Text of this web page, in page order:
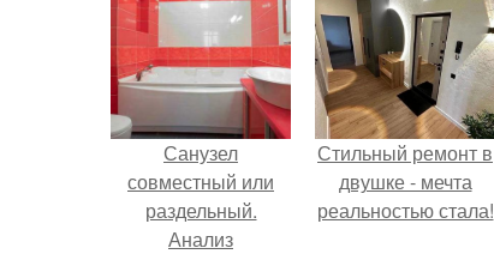
Санузел
совместный или
раздельный.
Анализ
Стильный ремонт в
двушке - мечта
реальностью стала!